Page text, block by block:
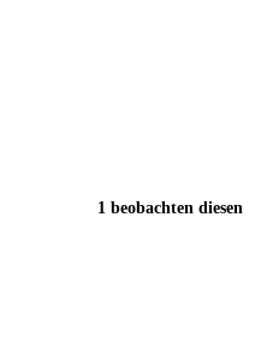
1 beobachten diesen